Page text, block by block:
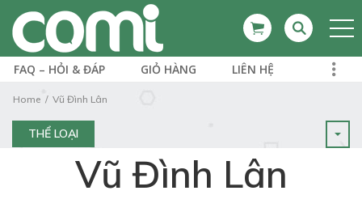
FAQ – HỎI & ĐÁP GIỎ HÀNG LIÊN HỆ
Home Vũ Đình Lân
THỂ LOẠI
Vũ Đình Lân